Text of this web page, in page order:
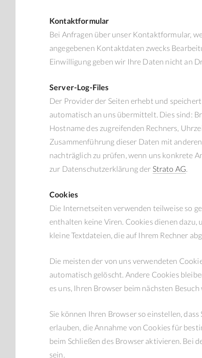
Kontaktformular
Bei Anfragen über unser Kontaktformular,
angegebenen Kontaktdaten zwecks
Einwilligung geben wir Ihre Daten nicht an
Server-Log-Files
Der Provider der Seiten erhebt und
automatisch an uns übermittelt. Dies sind:
Hostname des zugreifenden Rechners,
Zusammenführung dieser Daten mit
nachträglich zu prüfen, wenn uns konkrete
zur Datenschutzerklärung der Strato AG.
Cookies
Die Internetseiten verwenden teilweise so
enthalten keine Viren. Cookies dienen
kleine Textdateien, die auf Ihrem Rechner
Die meisten der von uns verwendeten
automatisch gelöscht. Andere Cookies
es uns, Ihren Browser beim nächsten
Sie können Ihren Browser so einstellen,
erlauben, die Annahme von Cookies für
beim Schließen des Browser aktivieren. Bei
sein.